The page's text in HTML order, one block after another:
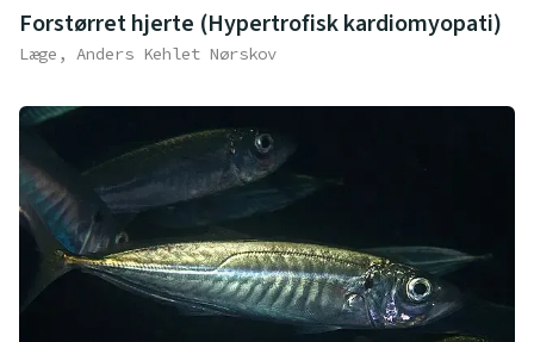
Forstørret hjerte (Hypertrofisk kardiomyopati)
Læge, Anders Kehlet Nørskov